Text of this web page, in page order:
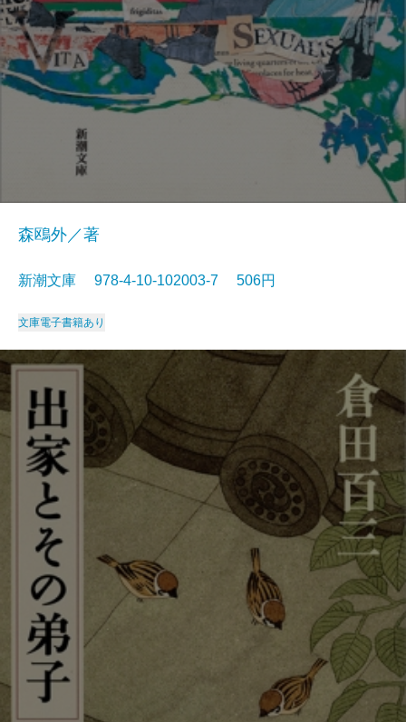
森鴎外／著
新潮文庫 978-4-10-102003-7 506円
文庫電子書籍あり